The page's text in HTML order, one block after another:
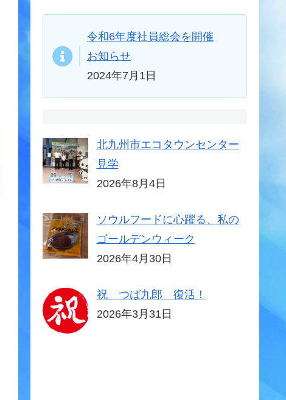
令和6年度社員総会を開催
お知らせ
2024年7月1日
北九州市エコタウンセンター
見学
2026年8月4日
ソウルフードに心躍る、私の
ゴールデンウィーク
2026年4月30日
祝 つば九郎 復活！
2026年3月31日